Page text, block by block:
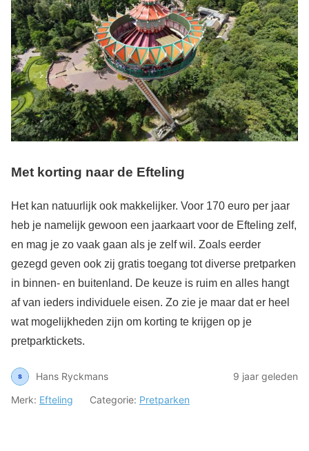
Met korting naar de Efteling
Het kan natuurlijk ook makkelijker. Voor 170 euro per jaar
heb je namelijk gewoon een jaarkaart voor de Efteling zelf,
en mag je zo vaak gaan als je zelf wil. Zoals eerder
gezegd geven ook zij gratis toegang tot diverse pretparken
in binnen- en buitenland. De keuze is ruim en alles hangt
af van ieders individuele eisen. Zo zie je maar dat er heel
wat mogelijkheden zijn om korting te krijgen op je
pretparktickets.
Hans Ryckmans
9 jaar geleden
Merk: Efteling Categorie: Pretparken